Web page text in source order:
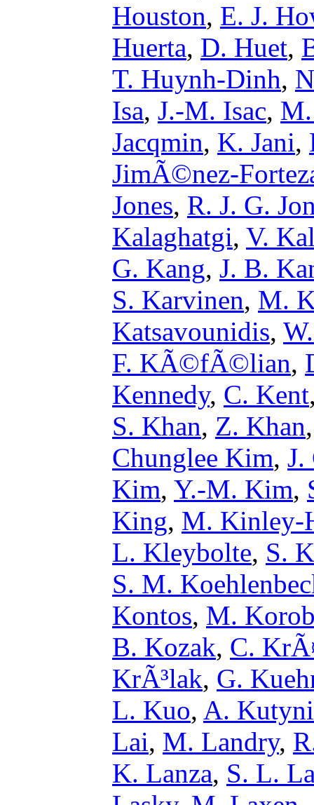
Houston, E. J.
Huerta, D. Huet,
T. Huynh-Dinh,
Isa, J.-M. Isac,
Jacqmin, K. Jani,
JimÃ©nez-
Jones, R. J. G.
Kalaghatgi, V.
G. Kang, J. B.
S. Karvinen, M.
Katsavounidis,
F. KÃ©fÃ©lian,
Kennedy, C. Kent
S. Khan, Z. Khan
Chunglee Kim, J.
Kim, Y.-M. Kim,
King, M. Kinley-
L. Kleybolte, S.
S. M.
Kontos, M.
B. Kozak, C.
KrÃ³lak, G.
L. Kuo, A.
Lai, M. Landry,
K. Lanza, S. L.